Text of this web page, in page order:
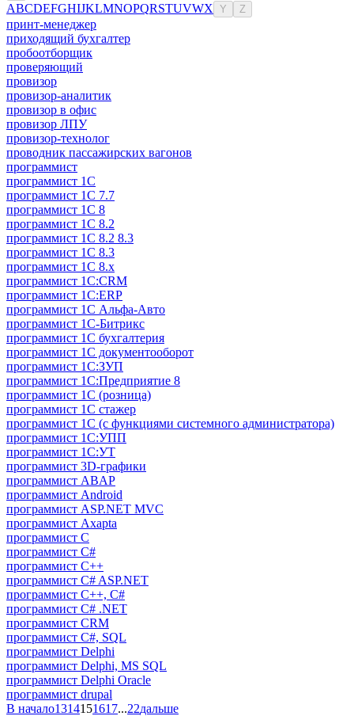
ABCDEFGHIJKLMNOPQRSTUVWX Y Z
принт-менеджер
приходящий бухгалтер
пробоотборщик
проверяющий
провизор
провизор-аналитик
провизор в офис
провизор ЛПУ
провизор-технолог
проводник пассажирских вагонов
программист
программист 1C
программист 1C 7.7
программист 1C 8
программист 1C 8.2
программист 1С 8.2 8.3
программист 1С 8.3
программист 1С 8.х
программист 1С:CRM
программист 1С:ERP
программист 1С Альфа-Авто
программист 1С-Битрикс
программист 1С бухгалтерия
программист 1С документооборот
программист 1С:ЗУП
программист 1С:Предприятие 8
программист 1С (розница)
программист 1С стажер
программист 1С (с функциями системного администратора)
программист 1С:УПП
программист 1С:УТ
программист 3D-графики
программист ABAP
программист Android
программист ASP.NET MVC
программист Axapta
программист C
программист C#
программист C++
программист C# ASP.NET
программист C++, C#
программист C# .NET
программист CRM
программист C#, SQL
программист Delphi
программист Delphi, MS SQL
программист Delphi Oracle
программист drupal
В начало1314151617...22дальше